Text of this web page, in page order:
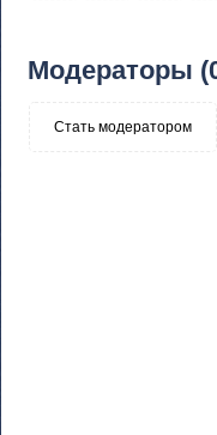
Модераторы
Стать модератором